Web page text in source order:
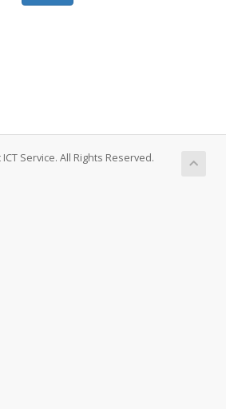
Service. All Rights Reserved.